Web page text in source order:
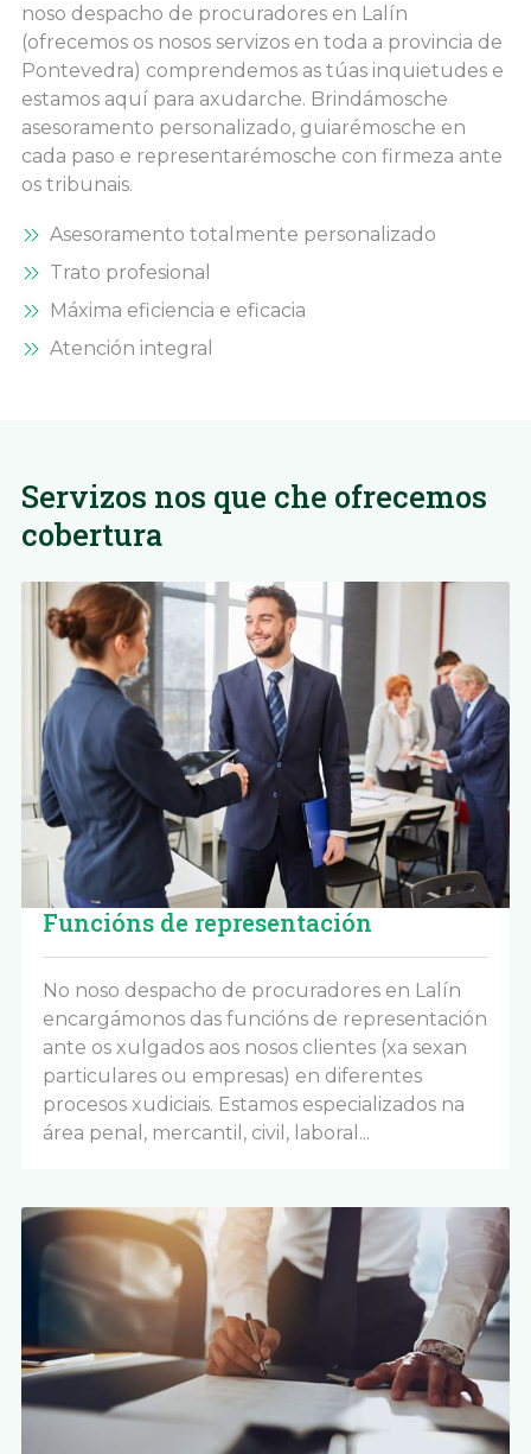
noso despacho de procuradores en Lalín
(ofrecemos os nosos servizos en toda a provincia de
Pontevedra) comprendemos as túas inquietudes e
estamos aquí para axudarche. Brindámosche
asesoramento personalizado, guiarémosche en
cada paso e representarémosche con firmeza ante
os tribunais.
Asesoramento totalmente personalizado
Trato profesional
Máxima eficiencia e eficacia
Atención integral
Servizos nos que che ofrecemos
cobertura
Funcións de representación
No noso despacho de procuradores en Lalín
encargámonos das funcións de representación
ante os xulgados aos nosos clientes (xa sexan
particulares ou empresas) en diferentes
procesos xudiciais. Estamos especializados na
área penal, mercantil, civil, laboral...